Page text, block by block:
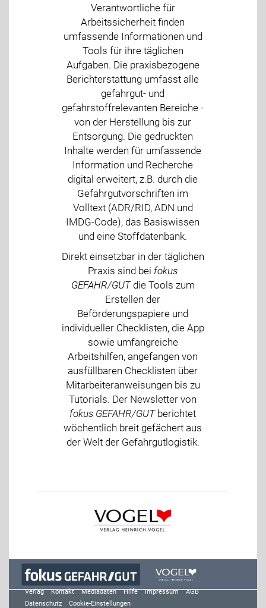
Verantwortliche für
Arbeitssicherheit finden
umfassende Informationen und
Tools für ihre täglichen
Aufgaben. Die praxisbezogene
Berichterstattung umfasst alle
gefahrgut- und
gefahrstoffrelevanten Bereiche -
von der Herstellung bis zur
Entsorgung. Die gedruckten
Inhalte werden für umfassende
Information und Recherche
digital erweitert, z.B. durch die
Gefahrgutvorschriften im
Volltext (ADR/RID, ADN und
IMDG-Code), das Basiswissen
und eine Stoffdatenbank.
Direkt einsetzbar in der täglichen
Praxis sind bei fokus
GEFAHR/GUTdie Tools zum
Erstellen der
Beförderungspapiere und
individueller Checklisten, die App
sowie umfangreiche
Arbeitshilfen, angefangen von
ausfüllbaren Checklisten über
Mitarbeiteranweisungen bis zu
Tutorials. Der Newsletter von
fokus GEFAHR/GUTberichtet
wöchentlich breit gefächert aus
der Welt der Gefahrgutlogistik.
Verlag Kontakt Mediadaten Hilfe Impressum
AGB
Datenschutz
Cookie-Einstellungen